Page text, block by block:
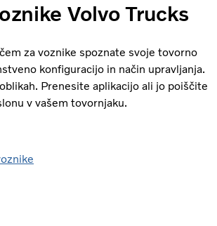
Volvo Trucks
za voznike spoznate svoje tovorno
konfiguracijo in način upravljanja.
Prenesite aplikacijo ali jo poiščite
v vašem tovornjaku.